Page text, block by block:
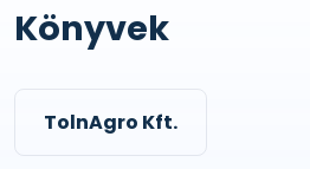
Könyvek
TolnAgro Kft.